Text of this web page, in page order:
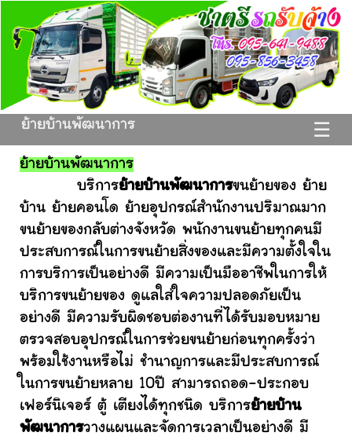
☰
ย้ายบ้านพัฒนาการ
ย้ายบ้านพัฒนาการ
บริการย้ายบ้านพัฒนาการขนย้ายของ ย้าย
บ้าน ย้ายคอนโด ย้ายอุปกรณ์สำนักงานปริมาณมาก
ขนย้ายของกลับต่างจังหวัด พนักงานขนย้ายทุกคนมี
ประสบการณ์ในการขนย้ายสิ่งของและมีความตั้งใจใน
การบริการเป็นอย่างดี มีความเป็นมืออาชีพในการให้
บริการขนย้ายของ ดูแลใส่ใจความปลอดภัยเป็น
อย่างดี มีความรับผิดชอบต่องานที่ได้รับมอบหมาย
ตรวจสอบอุปกรณ์ในการช่วยขนย้ายก่อนทุกครั้งว่า
พร้อมใช้งานหรือไม่ ชำนาญการและมีประสบการณ์
ในการขนย้ายหลาย 10ปี สามารถถอด-ประกอบ
เฟอร์นิเจอร์ ตู้ เตียงได้ทุกชนิด บริการย้ายบ้าน
พัฒนาการวางแผนและจัดการเวลาเป็นอย่างดี มี